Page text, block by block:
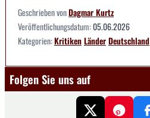
Geschrieben vonDagmar Kurtz
Veröffentlichungsdatum:05.06.2026
Kategorien:KritikenLänderDeutschland
Folgen Sie uns auf